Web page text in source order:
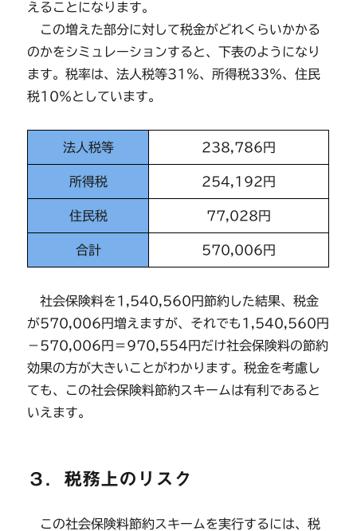
えることになります。
この増えた部分に対して税金がどれくらいかかる
のかをシミュレーションすると、下表のようになり
ます。税率は、法人税等31％、所得税33％、住民
税10％としています。
法人税等 238,786円
所得税 254,192円
住民税 77,028円
合計 570,006円
社会保険料を1,540,560円節約した結果、税金
が570,006円増えますが、それでも1,540,560円
－570,006円＝970,554円だけ社会保険料の節約
効果の方が大きいことがわかります。税金を考慮し
ても、この社会保険料節約スキームは有利であると
いえます。
３．税務上のリスク
この社会保険料節約スキームを実行するには、税